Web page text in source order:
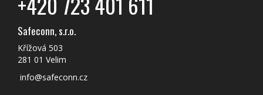
Safeconn, s.r.o.
Křížová 503
281 01 Velim
info@safeconn.cz